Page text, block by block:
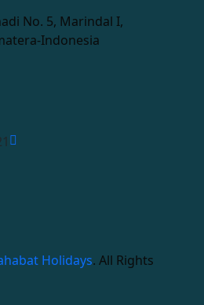
No. 5, Marindal I,
Indonesia
Holidays. All Rights